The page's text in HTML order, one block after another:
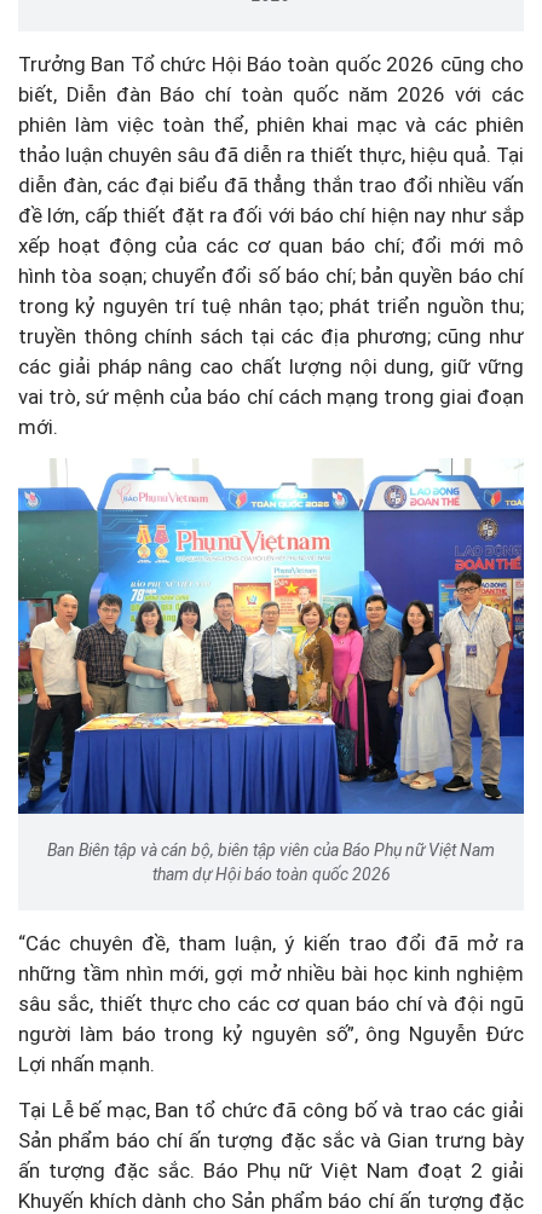
Trưởng Ban Tổ chức Hội Báo toàn quốc 2026 cũng cho
biết, Diễn đàn Báo chí toàn quốc năm 2026 với các
phiên làm việc toàn thể, phiên khai mạc và các phiên
thảo luận chuyên sâu đã diễn ra thiết thực, hiệu quả. Tại
diễn đàn, các đại biểu đã thẳng thắn trao đổi nhiều vấn
đề lớn, cấp thiết đặt ra đối với báo chí hiện nay như sắp
xếp hoạt động của các cơ quan báo chí; đổi mới mô
hình tòa soạn; chuyển đổi số báo chí; bản quyền báo chí
trong kỷ nguyên trí tuệ nhân tạo; phát triển nguồn thu;
truyền thông chính sách tại các địa phương; cũng như
các giải pháp nâng cao chất lượng nội dung, giữ vững
vai trò, sứ mệnh của báo chí cách mạng trong giai đoạn
mới.
Ban Biên tập và cán bộ, biên tập viên của Báo Phụ nữ Việt Nam
tham dự Hội báo toàn quốc 2026
“Các chuyên đề, tham luận, ý kiến trao đổi đã mở ra
những tầm nhìn mới, gợi mở nhiều bài học kinh nghiệm
sâu sắc, thiết thực cho các cơ quan báo chí và đội ngũ
người làm báo trong kỷ nguyên số”, ông Nguyễn Đức
Lợi nhấn mạnh.
Tại Lễ bế mạc, Ban tổ chức đã công bố và trao các giải
Sản phẩm báo chí ấn tượng đặc sắc và Gian trưng bày
ấn tượng đặc sắc. Báo Phụ nữ Việt Nam đoạt 2 giải
Khuyến khích dành cho Sản phẩm báo chí ấn tượng đặc